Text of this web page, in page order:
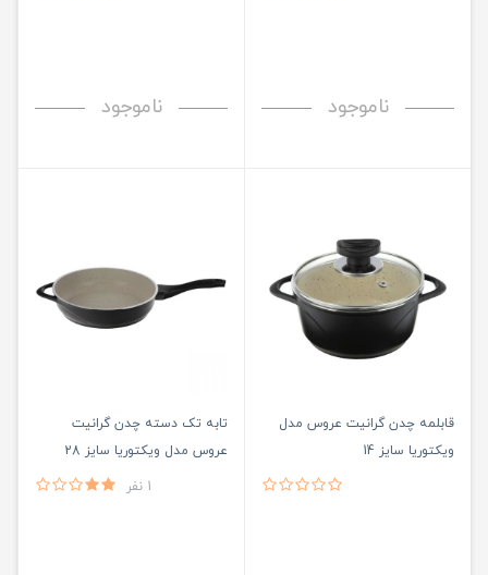
ناموجود ناموجود
قابلمه چدن گرانیت عروس مدل
ویکتوریا سایز 14
تابه تک دسته چدن گرانیت
عروس مدل ویکتوریا سایز 28
1 نفر